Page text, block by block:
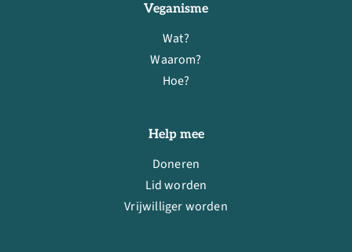
Veganisme
Wat?
Waarom?
Hoe?
Help mee
Doneren
Lid worden
Vrijwilliger worden